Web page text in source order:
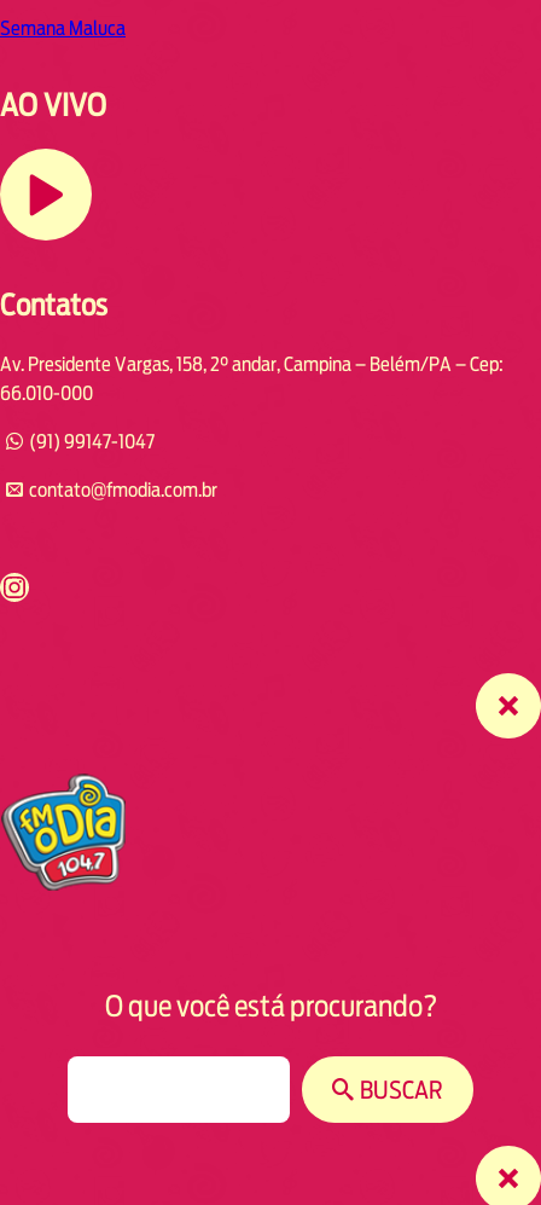
Semana Maluca
AO VIVO
Contatos
Av. Presidente Vargas, 158, 2° andar, Campina – Belém/PA – Cep:
66.010-000
(91) 99147-1047
contato@fmodia.com.br
https://www.instagram.com/fmodia.cabofrio/
O que você está procurando?
BUSCAR